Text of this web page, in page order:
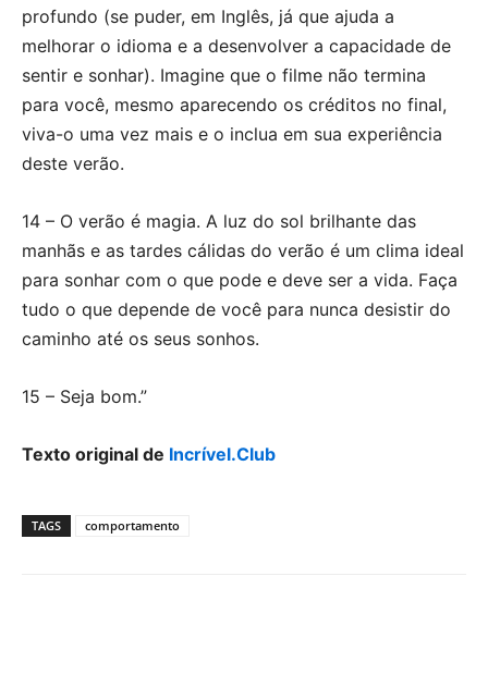
profundo (se puder, em Inglês, já que ajuda a
melhorar o idioma e a desenvolver a capacidade de
sentir e sonhar). Imagine que o filme não termina
para você, mesmo aparecendo os créditos no final,
viva-o uma vez mais e o inclua em sua experiência
deste verão.
14 – O verão é magia. A luz do sol brilhante das
manhãs e as tardes cálidas do verão é um clima ideal
para sonhar com o que pode e deve ser a vida. Faça
tudo o que depende de você para nunca desistir do
caminho até os seus sonhos.
15 – Seja bom.”
Texto original de Incrível.Club
TAGS comportamento